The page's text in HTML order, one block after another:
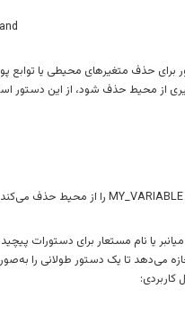
برای حذف متغیرهای محیطی یا توابع
از محیط حذف شود، از این دستور
میانبر یا نام مستعار برای دستورات
می‌دهد تا یک دستور طولانی را
کاربردی: